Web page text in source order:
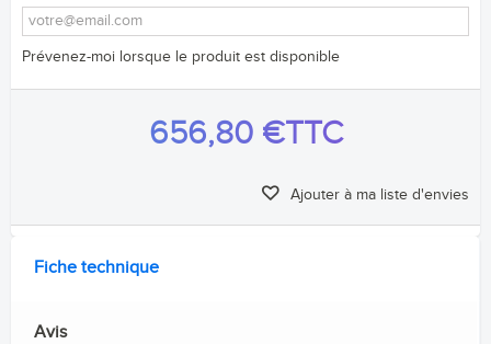
Prévenez-moi lorsque le produit est disponible
656,80 €TTC
Ajouter à ma liste d'envies
Fiche technique
Avis